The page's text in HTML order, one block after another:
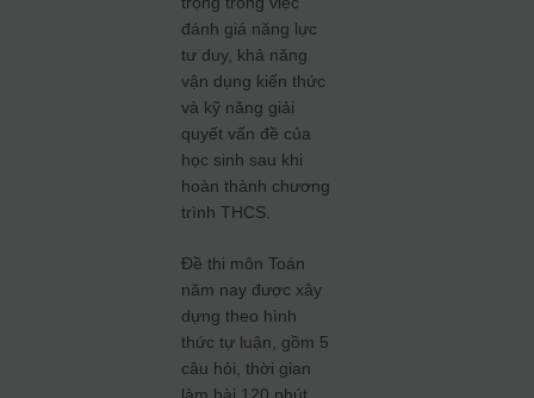
đánh giá năng lực
tư duy, khả năng
vận dụng kiến thức
và kỹ năng giải
quyết vấn đề của
học sinh sau khi
hoàn thành chương
trình THCS.
Đề thi môn Toán
năm nay được xây
dựng theo hình
thức tự luận, gồm 5
câu hỏi, thời gian
làm bài 120 phút.